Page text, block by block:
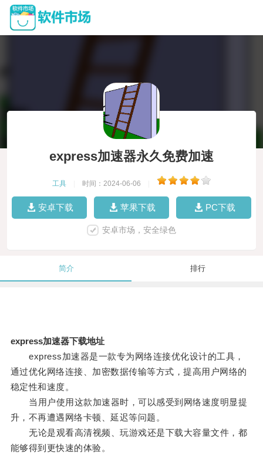
express加速器永久免费加速
工具 时间：2024-06-06
安卓下载 苹果下载 PC下载
安卓市场，安全绿色
简介 排行
express加速器下载地址
express加速器是一款专为网络连接优化设计的工具，
通过优化网络连接、加密数据传输等方式，提高用户网络的
稳定性和速度。
当用户使用这款加速器时，可以感受到网络速度明显提
升，不再遭遇网络卡顿、延迟等问题。
无论是观看高清视频、玩游戏还是下载大容量文件，都
能够得到更快速的体验。